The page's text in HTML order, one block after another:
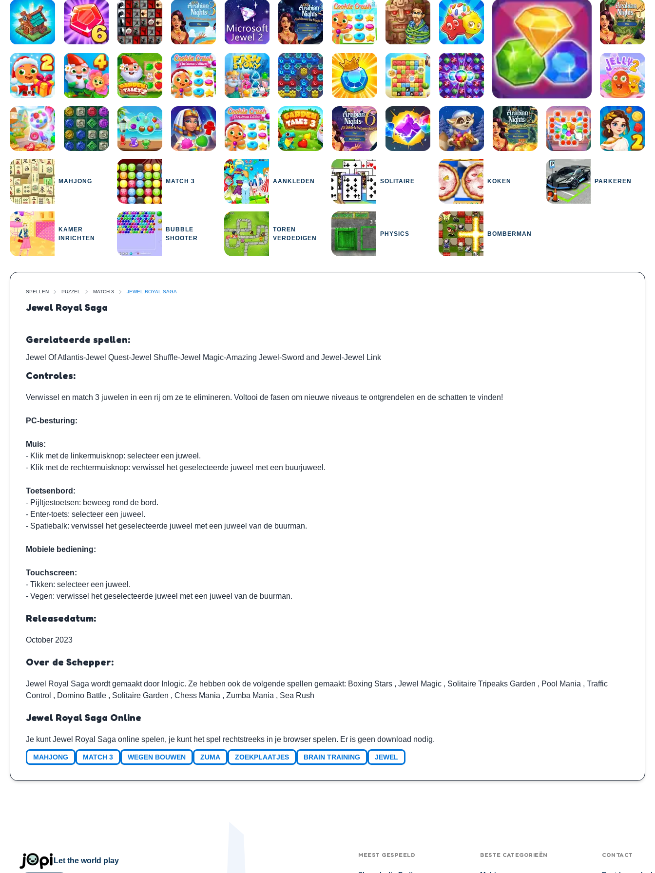
MAHJONG MATCH 3 AANKLEDEN SOLITAIRE KOKEN PARKEREN
KAMER
INRICHTEN
BUBBLE
SHOOTER
TOREN
VERDEDIGEN
PHYSICS BOMBERMAN
SPELLEN PUZZEL MATCH 3 JEWEL ROYAL SAGA
Jewel Royal Saga
Gerelateerde spellen:
Jewel Of Atlantis-Jewel Quest-Jewel Shuffle-Jewel Magic-Amazing Jewel -Sword and Jewel -Jewel Link
Controles:
Verwissel en match 3 juwelen in een rij om ze te elimineren. Voltooi de fasen om nieuwe niveaus te ontgrendelen en de schatten te vinden!
PC-besturing:
Muis:
- Klik met de linkermuisknop: selecteer een juweel.
- Klik met de rechtermuisknop: verwissel het geselecteerde juweel met een buurjuweel.
Toetsenbord:
- Pijltjestoetsen: beweeg rond de bord.
- Enter-toets: selecteer een juweel.
- Spatiebalk: verwissel het geselecteerde juweel met een juweel van de buurman.
Mobiele bediening:
Touchscreen:
- Tikken: selecteer een juweel.
- Vegen: verwissel het geselecteerde juweel met een juweel van de buurman.
Releasedatum:
October 2023
Over de Schepper:
Jewel Royal Saga wordt gemaakt door Inlogic. Ze hebben ook de volgende spellen gemaakt: Boxing Stars , Jewel Magic , Solitaire Tripeaks Garden , Pool Mania , Traffic
Control , Domino Battle , Solitaire Garden , Chess Mania , Zumba Mania , Sea Rush
Jewel Royal Saga Online
Je kunt Jewel Royal Saga online spelen, je kunt het spel rechtstreeks in je browser spelen. Er is geen download nodig.
MAHJONG MATCH 3 WEGEN BOUWEN ZUMA ZOEKPLAATJES BRAIN TRAINING JEWEL
Let the world play
MEEST GESPEELD BESTE CATEGORIEËN CONTACT